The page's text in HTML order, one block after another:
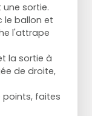
sortie.
le ballon et
l'attrape
la sortie à
de droite,
points, faites